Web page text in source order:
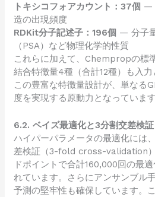
トキシコフォアカウント：37個 —
造の出現頻度
RDKit分子記述子：196個 — 分子
（PSA）など物理化学的性質
これらに加えて、Chempropの標
結合特徴量4種（合計12種）も入力
この豊富な特徴量設計が、単なる
度を実現する原動力となっています
6.2. ベイズ最適化と3分割交差検証
ハイパーパラメータの最適化には
差検証（3-fold cross-validation
ドポイントで合計160,000回の最
れています。さらにアンサンブル
予測の堅牢性も確保しています。